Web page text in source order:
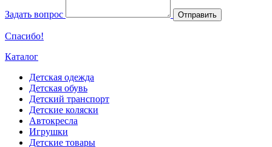
Задать вопрос Отправить
Спасибо!
Каталог
Детская одежда
Детская обувь
Детский транспорт
Детские коляски
Автокресла
Игрушки
Детские товары